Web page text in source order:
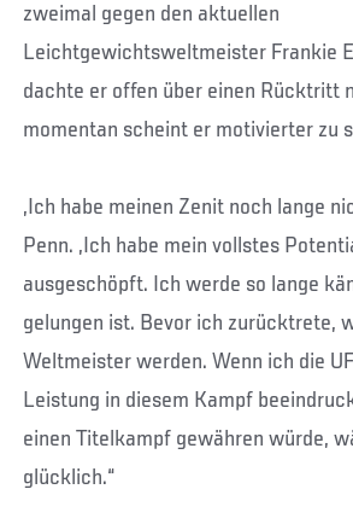
zweimal gegen den aktuellen
Leichtgewichtsweltmeister Frankie
dachte er offen über einen Rücktritt
momentan scheint er motivierter zu
„Ich habe meinen Zenit noch lange
Penn. „Ich habe mein vollstes
ausgeschöpft. Ich werde so lange
gelungen ist. Bevor ich zurücktrete,
Weltmeister werden. Wenn ich die
Leistung in diesem Kampf
einen Titelkampf gewähren würde,
glücklich.“